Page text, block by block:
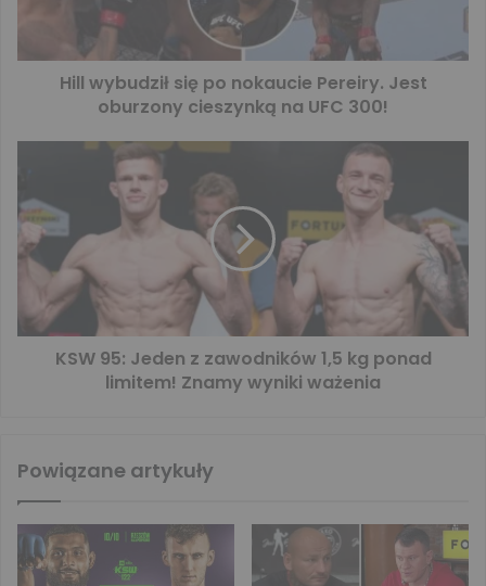
Hill wybudził się po nokaucie Pereiry. Jest
oburzony cieszynką na UFC 300!
KSW 95: Jeden z zawodników 1,5 kg ponad
limitem! Znamy wyniki ważenia
Powiązane artykuły